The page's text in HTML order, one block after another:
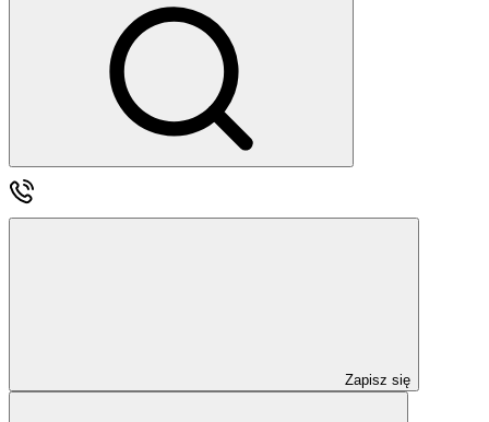
Zapisz się